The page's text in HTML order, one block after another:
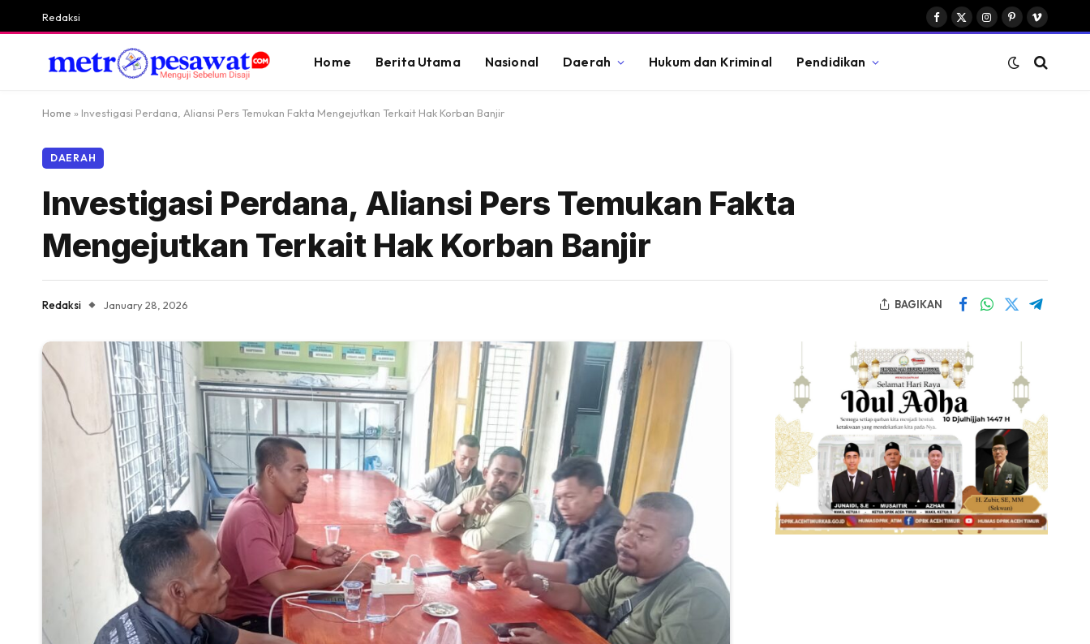
Redaksi
Facebook
X
Instagram
PinterestVimeo
Home Berita Utama Nasional Daerah Hukum dan Kriminal Pendidikan
Home » Investigasi Perdana, Aliansi Pers Temukan Fakta Mengejutkan Terkait Hak Korban Banjir
DAERAH
Investigasi Perdana, Aliansi Pers Temukan Fakta
Mengejutkan Terkait Hak Korban Banjir
Redaksi January 28, 2026 BAGIKAN